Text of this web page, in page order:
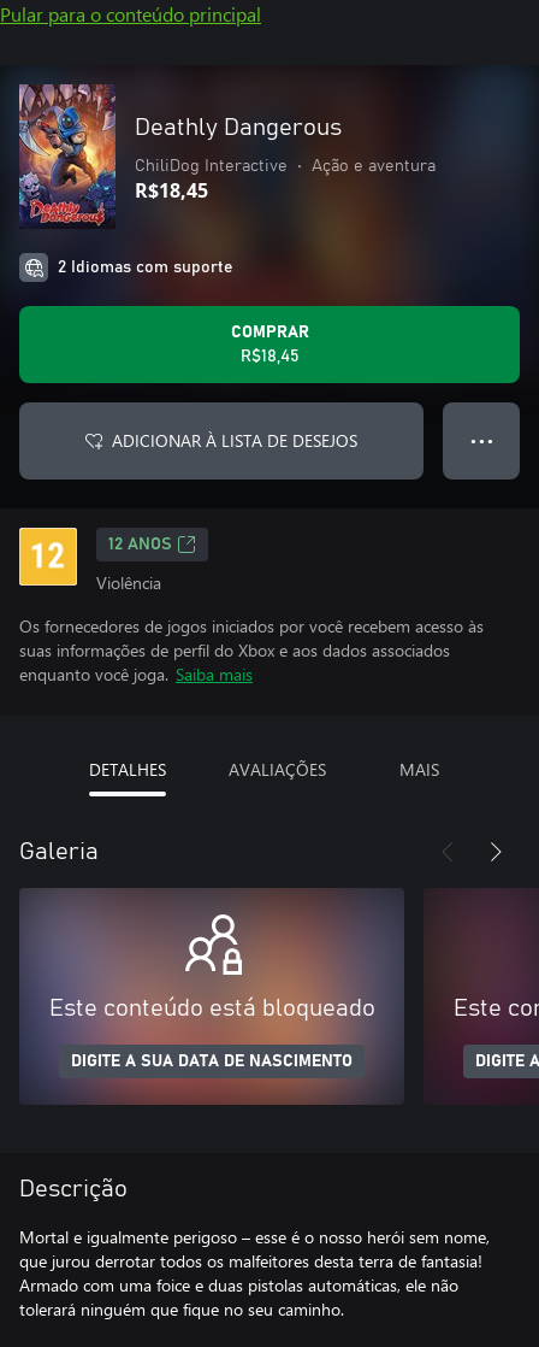
Pular para o conteúdo principal
Deathly Dangerous
ChiliDog Interactive • Ação e aventura
R$18,45
2 Idiomas com suporte
COMPRAR
R$18,45
ADICIONAR À LISTA DE DESEJOS ● ● ●
12 ANOS
Violência
Os fornecedores de jogos iniciados por você recebem acesso às
suas informações de perfil do Xbox e aos dados associados
enquanto você joga. Saiba mais
DETALHES AVALIAÇÕES MAIS
Galeria
Este conteúdo está bloqueado
DIGITE A SUA DATA DE NASCIMENTO
Este
DIGITE
Descrição
Mortal e igualmente perigoso – esse é o nosso herói sem nome,
que jurou derrotar todos os malfeitores desta terra de fantasia!
Armado com uma foice e duas pistolas automáticas, ele não
tolerará ninguém que fique no seu caminho.